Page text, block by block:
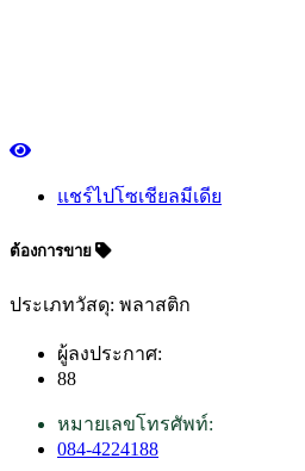
แชร์ไปโซเชียลมีเดีย
ต้องการขาย
ประเภทวัสดุ: พลาสติก
ผู้ลงประกาศ:
88
หมายเลขโทรศัพท์:
084-4224188